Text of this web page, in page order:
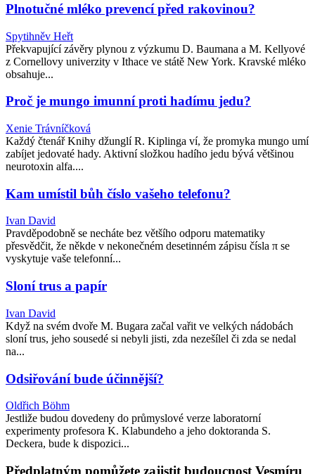
Plnotučné mléko prevencí před rakovinou?
Spytihněv Heřt
Překvapující závěry plynou z výzkumu D. Baumana a M. Kellyové
z Cornellovy univerzity v Ithace ve státě New York. Kravské mléko
obsahuje...
Proč je mungo imunní proti hadímu jedu?
Xenie Trávníčková
Každý čtenář Knihy džunglí R. Kiplinga ví, že promyka mungo umí
zabíjet jedovaté hady. Aktivní složkou hadího jedu bývá většinou
neurotoxin alfa....
Kam umístil bůh číslo vašeho telefonu?
Ivan David
Pravděpodobně se necháte bez většího odporu matematiky
přesvědčit, že někde v nekonečném desetinném zápisu čísla π se
vyskytuje vaše telefonní...
Sloní trus a papír
Ivan David
Když na svém dvoře M. Bugara začal vařit ve velkých nádobách
sloní trus, jeho sousedé si nebyli jisti, zda nezešílel či zda se nedal
na...
Odsiřování bude účinnější?
Oldřich Böhm
Jestliže budou dovedeny do průmyslové verze laboratorní
experimenty profesora K. Klabundeho a jeho doktoranda S.
Deckera, bude k dispozici...
Předplatným pomůžete zajistit budoucnost Vesmíru